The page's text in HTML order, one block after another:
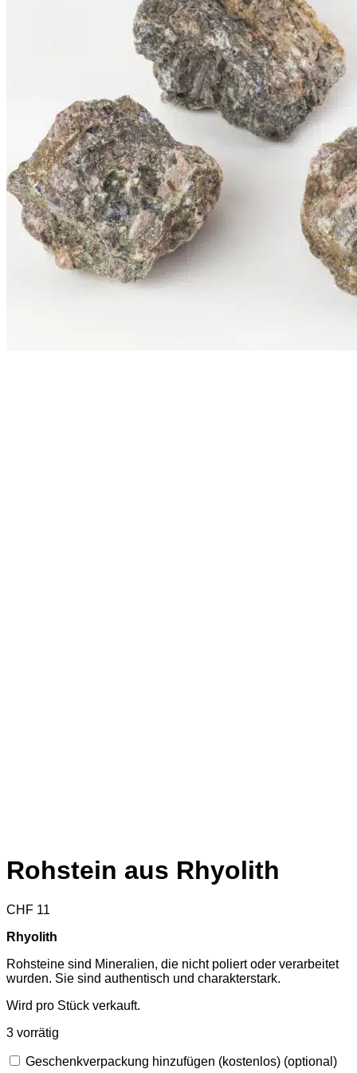
Rohstein aus Rhyolith
CHF 11
Rhyolith
Rohsteine sind Mineralien, die nicht poliert oder verarbeitet
wurden. Sie sind authentisch und charakterstark.
Wird pro Stück verkauft.
3 vorrätig
Geschenkverpackung hinzufügen (kostenlos) (optional)